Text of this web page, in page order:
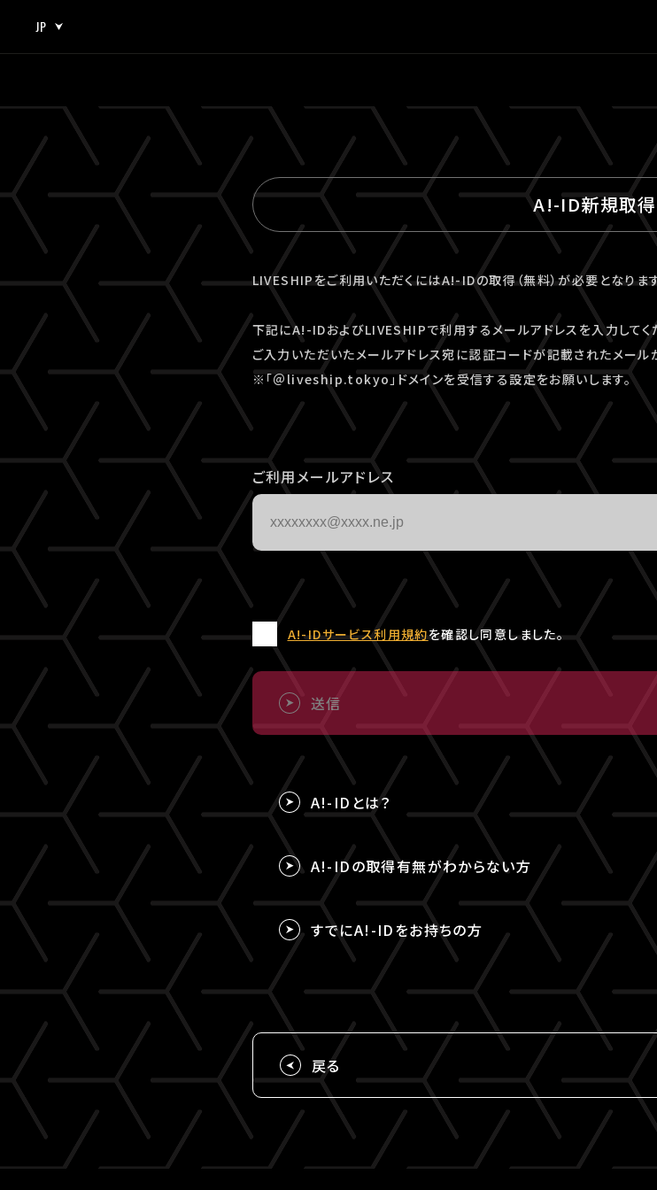
JP
EN
A!-ID新規取得
LIVESHIPをご利用いただくにはA!-IDの取得（無料）が必要となりま
下記にA!-IDおよびLIVESHIPで利用するメールアドレスを入力してく
ご入力いただいたメールアドレス宛に認証コードが記載されたメール
※「＠liveship.tokyo」ドメインを受信する設定をお願いします。
ご利用メールアドレス
A!-IDサービス利用規約を確認し同意しました。
送信
A!-IDとは？
A!-IDの取得有無がわからない方
すでにA!-IDをお持ちの方
戻る